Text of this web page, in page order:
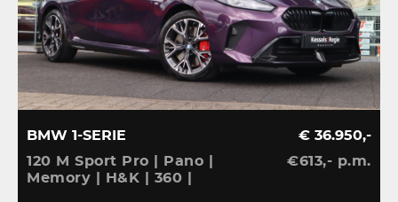
BMW 1-SERIE
120 M Sport Pro | Pano |
Memory | H&K | 360 |
€ 36.950,-
€613,- p.m.